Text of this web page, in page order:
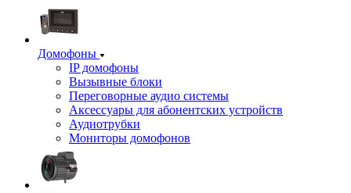
Домофоны
IP домофоны
Вызывные блоки
Переговорные аудио системы
Аксессуары для абонентских устройств
Аудиотрубки
Мониторы домофонов